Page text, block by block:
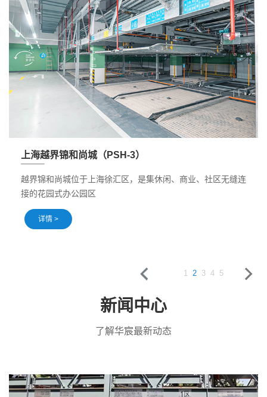
上海越界锦和尚城（PSH-3）
越界锦和尚城位于上海徐汇区，是集休闲、商业、社区无缝连
接的花园式办公园区
详情 >
1 2 3 4 5
新闻中心
了解华宸最新动态